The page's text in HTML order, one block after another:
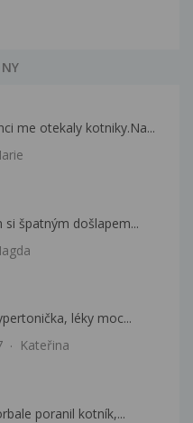
me otekaly kotniky.Na...
špatným došlapem...
léky moc...
Kateřina
poranil kotník,...